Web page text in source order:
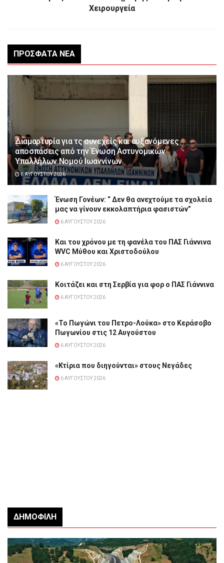
Χειρουργεία
ΠΡΌΣΦΑΤΑ ΝΈΑ
Διαμαρτυρία για τς συνεχείς και αυξανόμενες
αποσπάσεις από την Ένωση Αστυνομικών
Υπαλλήλων Νομού Ιωαννίνων
6 ΑΥΓΟΎΣΤΟΥ 2026
Ένωση Γονέων: “ Δεν θα ανεχτούμε τα σχολεία
μας να γίνουν εκκολαπτήρια φασιστών”
6 ΑΥΓΟΎΣΤΟΥ 2026
Και του χρόνου με τη φανέλα του ΠΑΣ Γιάννινα
WVC Μύθου και Χριστοδούλου
6 ΑΥΓΟΎΣΤΟΥ 2026
Κοιτάζει και στη Σερβία για φορ ο ΠΑΣ Γιάννινα
6 ΑΥΓΟΎΣΤΟΥ 2026
«Το Πωγώνι του Πετρο-Λούκα» στο Κεράσοβο
Πωγωνίου στις 12 Αυγούστου
6 ΑΥΓΟΎΣΤΟΥ 2026
«Κτίρια που διηγούνται» στους Νεγάδες
6 ΑΥΓΟΎΣΤΟΥ 2026
ΔΗΜΟΦΙΛΉ